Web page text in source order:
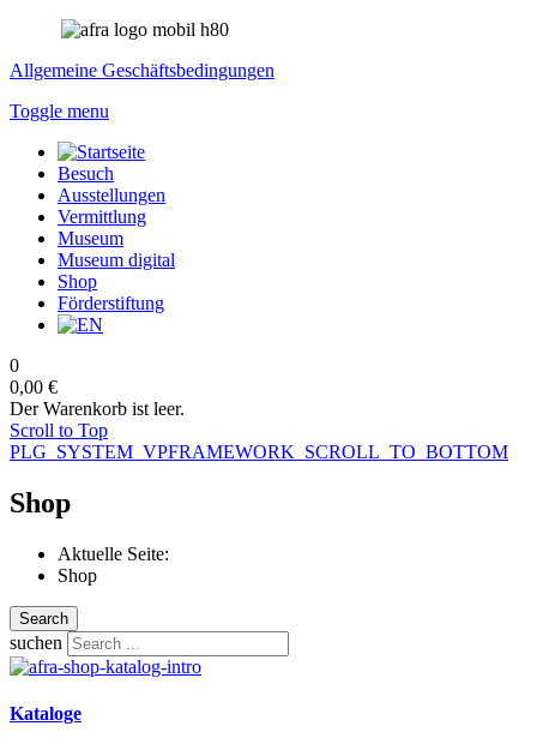
Allgemeine Geschäftsbedingungen
Toggle menu
Besuch
Ausstellungen
Vermittlung
Museum
Museum digital
Shop
Förderstiftung
0
0,00 €
Der Warenkorb ist leer.
Scroll to Top
PLG_SYSTEM_VPFRAMEWORK_SCROLL_TO_BOTTOM
Shop
Aktuelle Seite:
Shop
Search
suchen
Kataloge